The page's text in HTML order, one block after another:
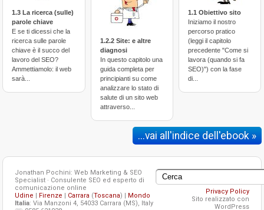
1.3 La ricerca (sulle)
parole chiave
E se ti dicessi che la
ricerca sulle parole
chiave è il succo del
lavoro del SEO?
Ammettiamolo: il web
sarà...
1.2.2 Site: e altre
diagnosi
In questo capitolo una
guida completa per
principianti su come
analizzare lo stato di
salute di un sito web
attraverso...
1.1 Obiettivo sito
Iniziamo il nostro
percorso pratico
(leggi il capitolo
precedente "Come si
lavora (quando si fa
SEO)") con la fase
di...
...vai all'indice dell'ebook »
Jonathan Pochini: Web Marketing & SEO
Specialist · Consulente SEO ed esperto di
comunicazione online
Udine | Firenze | Carrara (Toscana) | Mondo
Italia: Via Manzoni 4, 54033 Carrara (MS), Italy
Privacy Policy
Sito realizzato con
WordPress